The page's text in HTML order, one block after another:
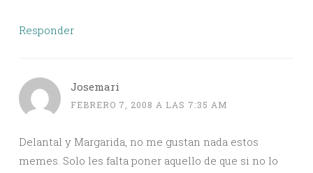
Responder
Josemari
FEBRERO 7, 2008 A LAS 7:35 AM
Delantal y Margarida, no me gustan nada estos
memes. Solo les falta poner aquello de que si no lo